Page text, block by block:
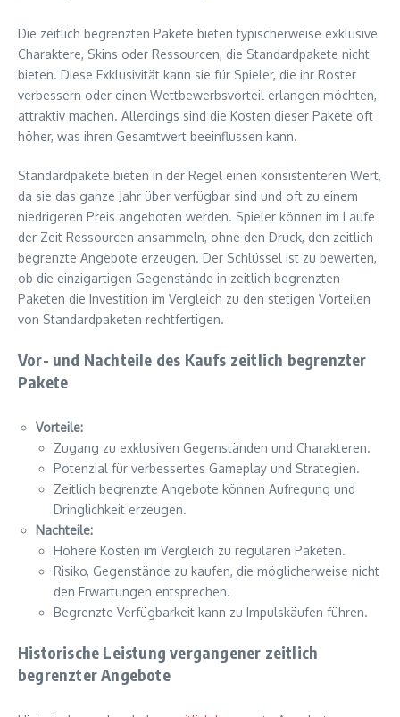
Die zeitlich begrenzten Pakete bieten typischerweise exklusive
Charaktere, Skins oder Ressourcen, die Standardpakete nicht
bieten. Diese Exklusivität kann sie für Spieler, die ihr Roster
verbessern oder einen Wettbewerbsvorteil erlangen möchten,
attraktiv machen. Allerdings sind die Kosten dieser Pakete oft
höher, was ihren Gesamtwert beeinflussen kann.
Standardpakete bieten in der Regel einen konsistenteren Wert,
da sie das ganze Jahr über verfügbar sind und oft zu einem
niedrigeren Preis angeboten werden. Spieler können im Laufe
der Zeit Ressourcen ansammeln, ohne den Druck, den zeitlich
begrenzte Angebote erzeugen. Der Schlüssel ist zu bewerten,
ob die einzigartigen Gegenstände in zeitlich begrenzten
Paketen die Investition im Vergleich zu den stetigen Vorteilen
von Standardpaketen rechtfertigen.
Vor- und Nachteile des Kaufs zeitlich begrenzter
Pakete
Vorteile:
Zugang zu exklusiven Gegenständen und Charakteren.
Potenzial für verbessertes Gameplay und Strategien.
Zeitlich begrenzte Angebote können Aufregung und
Dringlichkeit erzeugen.
Nachteile:
Höhere Kosten im Vergleich zu regulären Paketen.
Risiko, Gegenstände zu kaufen, die möglicherweise nicht
den Erwartungen entsprechen.
Begrenzte Verfügbarkeit kann zu Impulskäufen führen.
Historische Leistung vergangener zeitlich
begrenzter Angebote